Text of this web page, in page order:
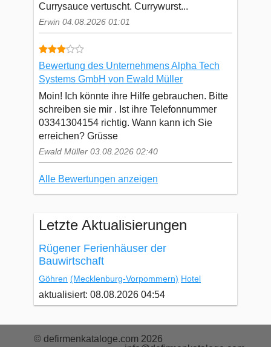
Currysauce vertuscht. Currywurst...
Erwin 04.08.2026 01:01
Bewertung des Unternehmens Alpha Tech
Systems GmbH von Ewald Müller
Moin! Ich könnte ihre Hilfe gebrauchen. Bitte
schreiben sie mir . Ist ihre Telefonnummer
03341304154 richtig. Wann kann ich Sie
erreichen? Grüsse
Ewald Müller 03.08.2026 02:40
Alle Bewertungen anzeigen
Letzte Aktualisierungen
Rügener Ferienhäuser der
Bauwirtschaft
Göhren (Mecklenburg-Vorpommern) Hotel
aktualisiert: 08.08.2026 04:54
© defirmenkataloge.com 2026